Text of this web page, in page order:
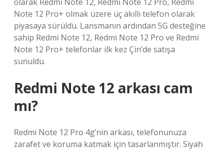
Note 12 Pro+ olmak üzere üç akıllı telefon olarak
piyasaya sürüldü. Lansmanın ardından 5G desteğine
sahip Redmi Note 12, Redmi Note 12 Pro ve Redmi
Note 12 Pro+ telefonlar ilk kez Çin’de satışa
sunuldu.
Redmi Note 12 arkası cam
mı?
Redmi Note 12 Pro 4g’nin arkası, telefonunuza
zarafet ve koruma katmak için tasarlanmıştır. Siyah